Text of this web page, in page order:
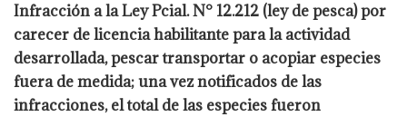
Infracción a la Ley Pcial. N° 12.212 (ley de pesca) por
carecer de licencia habilitante para la actividad
desarrollada, pescar transportar o acopiar especies
fuera de medida; una vez notificados de las
infracciones, el total de las especies fueron